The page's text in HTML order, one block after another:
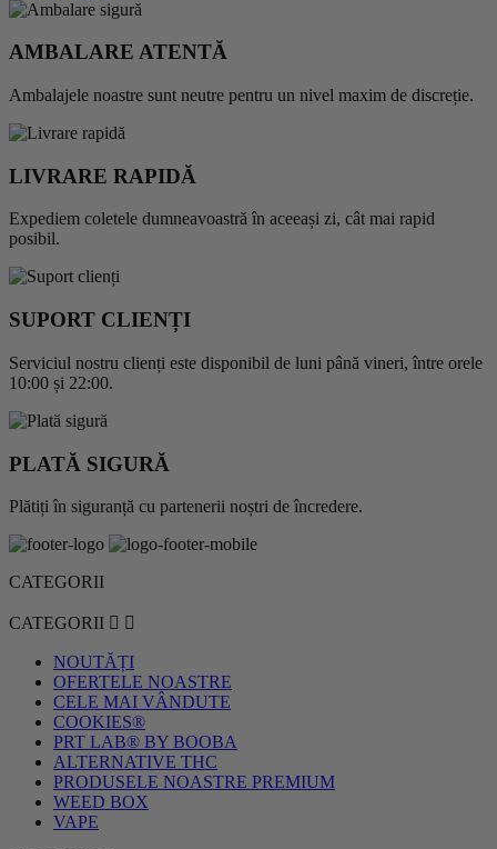
AMBALARE ATENTĂ
Ambalajele noastre sunt neutre pentru un nivel maxim de discreție.
LIVRARE RAPIDĂ
Expediem coletele dumneavoastră în aceeași zi, cât mai rapid
posibil.
SUPORT CLIENȚI
Serviciul nostru clienți este disponibil de luni până vineri, între orele
10:00 și 22:00.
PLATĂ SIGURĂ
Plătiți în siguranță cu partenerii noștri de încredere.
CATEGORII
CATEGORII  
NOUTĂȚI
OFERTELE NOASTRE
CELE MAI VÂNDUTE
COOKIES®
PRT LAB® BY BOOBA
ALTERNATIVE THC
PRODUSELE NOASTRE PREMIUM
WEED BOX
VAPE